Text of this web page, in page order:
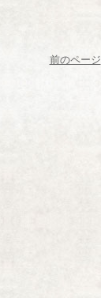
前のページ